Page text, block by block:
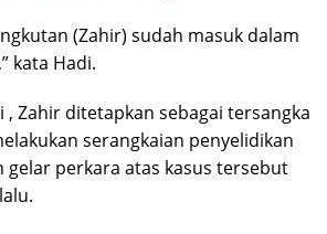
(Zahir) sudah masuk dalam
kata Hadi.
, Zahir ditetapkan sebagai tersangka
serangkaian penyelidikan
gelar perkara atas kasus tersebut